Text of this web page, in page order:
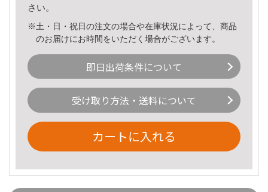
さい。
※土・日・祝日の注文の場合や在庫状況によって、商品
のお届けにお時間をいただく場合がございます。
即日出荷条件について
受け取り方法・送料について
カートに入れる